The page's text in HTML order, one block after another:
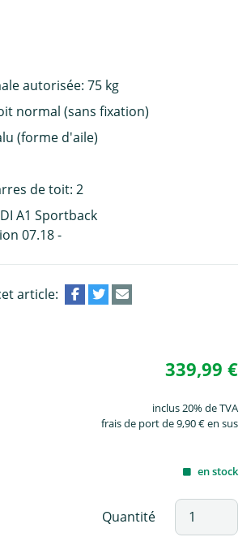
autorisée: 75 kg
normal (sans fixation)
(forme d'aile)
de toit: 2
A1 Sportback
07.18 -
article:
339,99 €
inclus 20% de TVA
frais de port de 9,90 € en sus
en stock
Quantité